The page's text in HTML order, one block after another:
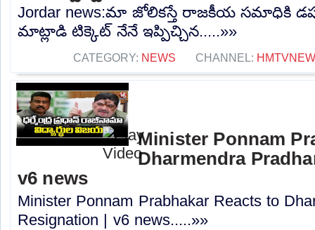
Jordar news:మా జోలికస్తే రాజకీయ సమాధికి
మాట్లాడి టిక్కెట్ నేనే ఇప్పిచ్చిన.....»»
CATEGORY: NEWS CHANNEL:
Minister Ponnam
Dharmendra
v6 news
Minister Ponnam Prabhakar Reacts to
Resignation | v6 news.....»»